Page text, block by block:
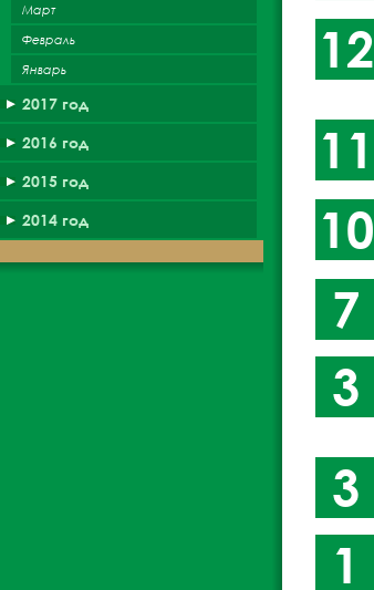
Март
Февраль
Январь
2017 год
2016 год
2015 год
2014 год
12
11
10
7
3
3
1